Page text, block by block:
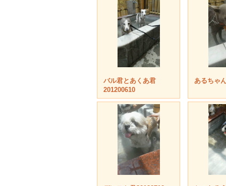
バル君とあくあ君
201200610
あるちゃ